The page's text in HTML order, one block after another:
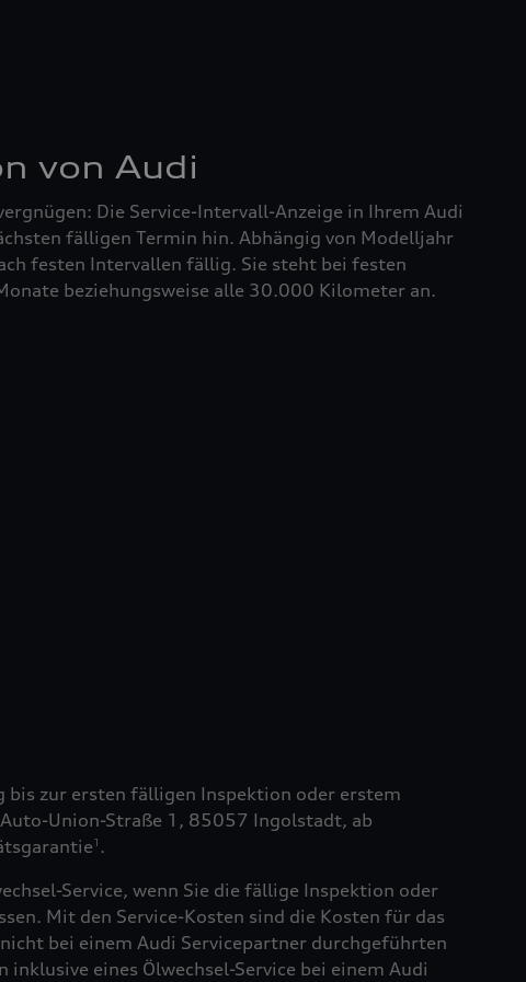
von Audi
Die Service-Intervall-Anzeige in Ihrem Audi
fälligen Termin hin. Abhängig von Modelljahr
festen Intervallen fällig. Sie steht bei festen
beziehungsweise alle 30.000 Kilometer an.
bis zur ersten fälligen Inspektion oder erstem
Union-Straße 1, 85057 Ingolstadt, ab
1 .
Service, wenn Sie die fällige Inspektion oder
Mit den Service-Kosten sind die Kosten für das
bei einem Audi Servicepartner durchgeführten
eines Ölwechsel-Service bei einem Audi